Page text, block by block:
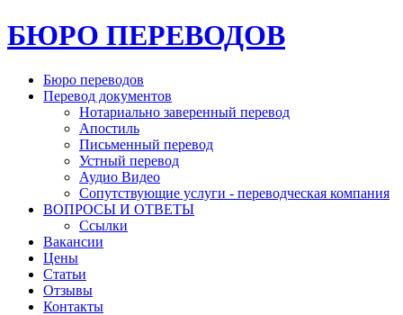
БЮРО ПЕРЕВОДОВ
Бюро переводов
Перевод документов
Нотариально заверенный перевод
Апостиль
Письменный перевод
Устный перевод
Аудио Видео
Сопутствующие услуги - переводческая компания
ВОПРОСЫ И ОТВЕТЫ
Ссылки
Вакансии
Цены
Статьи
Отзывы
Контакты